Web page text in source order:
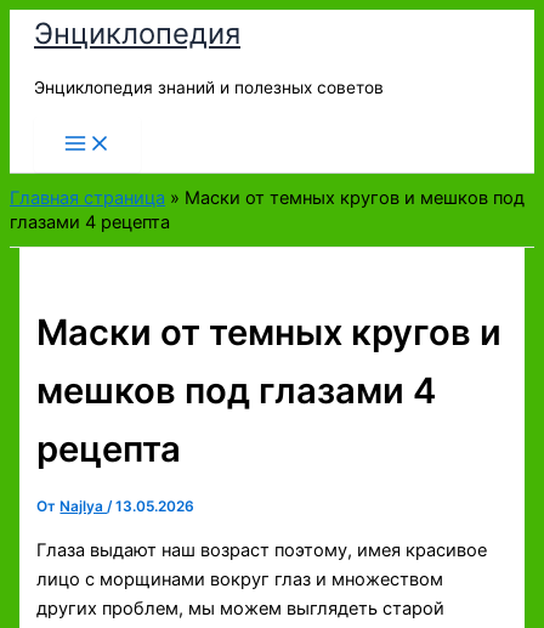
Перейти
содержимому
Энциклопедия
Энциклопедия знаний и полезных советов
Главная страница » Маски от темных кругов и мешков под
глазами 4 рецепта
Маски от темных кругов и
мешков под глазами 4
рецепта
От Najlya/13.05.2026
Глаза выдают наш возраст поэтому, имея красивое
лицо с морщинами вокруг глаз и множеством
других проблем, мы можем выглядеть старой